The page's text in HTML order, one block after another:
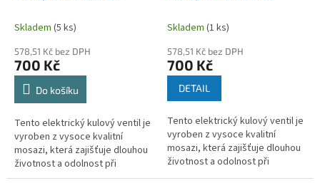
ovládání, 2cestný /
s pohonem.
Skladem (5 ks)
578,51 Kč bez DPH
700 Kč
Do košíku
Tento elektrický kulový ventil je
vyroben z vysoce kvalitní
mosazi, která zajišťuje dlouhou
životnost a odolnost při
používání.Jedná se o 2cestný
ovládání, 2cestný /
s pohonem.
Skladem (1 ks)
578,51 Kč bez DPH
700 Kč
DETAIL
Tento elektrický kulový ventil je
vyroben z vysoce kvalitní
mosazi, která zajišťuje dlouhou
životnost a odolnost při
používání. Jedná se o 2cestný